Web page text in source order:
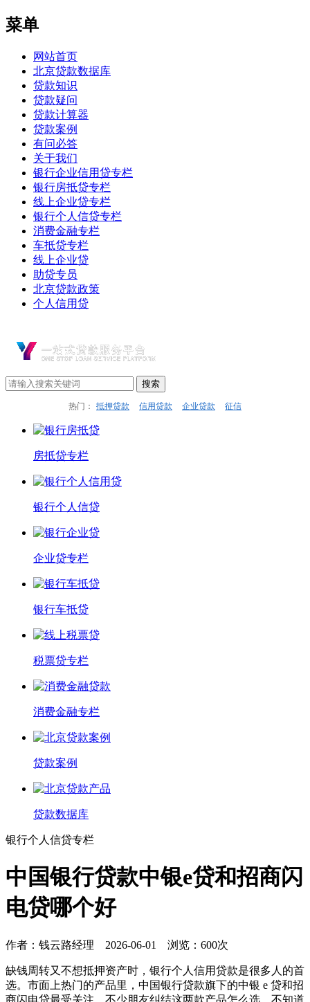
菜单
网站首页
北京贷款数据库
贷款知识
贷款疑问
贷款计算器
贷款案例
有问必答
关于我们
银行企业信用贷专栏
银行房抵贷专栏
线上企业贷专栏
银行个人信贷专栏
消费金融专栏
车抵贷专栏
线上企业贷
助贷专员
北京贷款政策
个人信用贷
热门： 抵押贷款 信用贷款 企业贷款 征信
房抵贷专栏
银行个人信贷
企业贷专栏
银行车抵贷
税票贷专栏
消费金融专栏
贷款案例
贷款数据库
银行个人信贷专栏
中国银行贷款中银e贷和招商闪
电贷哪个好
作者： 钱云路经理 2026-06-01 浏览：600次
缺钱周转又不想抵押资产时，银行个人信用贷款是很多人的首
选。市面上热门的产品里，中国银行贷款旗下的中银 e 贷和招
商闪电贷最受关注，不少朋友纠结这两款产品怎么选，不知道